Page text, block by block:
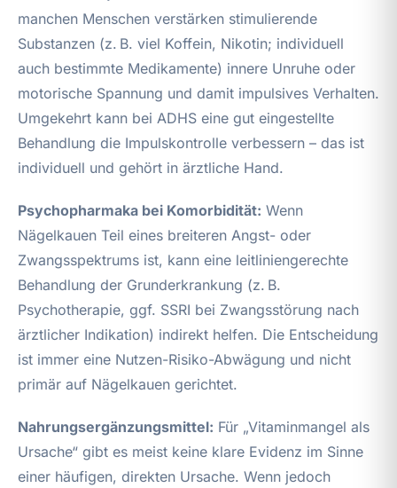
manchen Menschen verstärken stimulierende
Substanzen (z. B. viel Koffein, Nikotin; individuell
auch bestimmte Medikamente) innere Unruhe oder
motorische Spannung und damit impulsives Verhalten.
Umgekehrt kann bei ADHS eine gut eingestellte
Behandlung die Impulskontrolle verbessern – das ist
individuell und gehört in ärztliche Hand.
Psychopharmaka bei Komorbidität: Wenn
Nägelkauen Teil eines breiteren Angst- oder
Zwangsspektrums ist, kann eine leitliniengerechte
Behandlung der Grunderkrankung (z. B.
Psychotherapie, ggf. SSRI bei Zwangsstörung nach
ärztlicher Indikation) indirekt helfen. Die Entscheidung
ist immer eine Nutzen-Risiko-Abwägung und nicht
primär auf Nägelkauen gerichtet.
Nahrungsergänzungsmittel: Für „Vitaminmangel als
Ursache“ gibt es meist keine klare Evidenz im Sinne
einer häufigen, direkten Ursache. Wenn jedoch